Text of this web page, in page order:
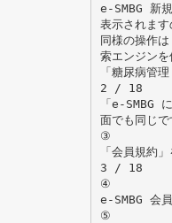
e-SMBG 新
表示されます
同様の操作
索エンジンを
「糖尿病管
2 / 18
「e-SMBG
面でも同じ
③
「会員規約
3 / 18
④
e-SMBG 会
⑤